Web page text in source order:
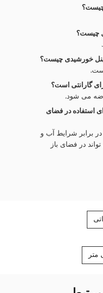
چیست؟
چیست؟
پنل خورشیدی چیست؟
گارانتی است؟
استفاده در فضای
برابر شرایط آب و
در فضای باز